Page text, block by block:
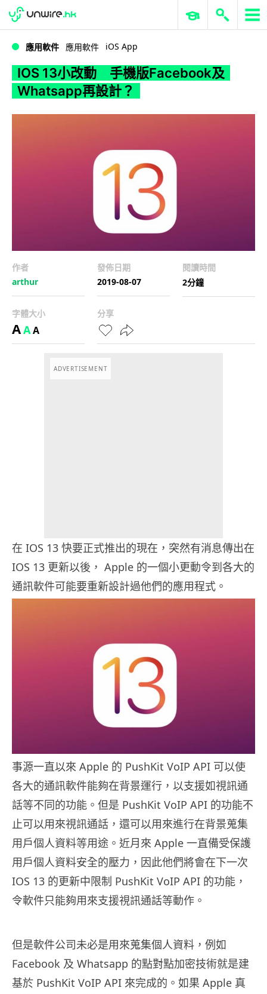
WWDC 2026 ERP 與商業 AI
應用軟件 應用軟件 iOS App
IOS 13小改動 手機版Facebook及
Whatsapp再設計？
作者
arthur
發佈日期
2019-08-07
閱讀時間
2分鐘
字體大小
AAA
分享
ADVERTISEMENT
在 IOS 13 快要正式推出的現在，突然有消息傳出在
IOS 13 更新以後， Apple 的一個小更動令到各大的
通訊軟件可能要重新設計過他們的應用程式。
事源一直以來 Apple 的 PushKit VoIP API 可以使
各大的通訊軟件能夠在背景運行，以支援如視訊通
話等不同的功能。但是 PushKit VoIP API 的功能不
止可以用來視訊通話，還可以用來進行在背景蒐集
用戶個人資料等用途。近月來 Apple 一直備受保護
用戶個人資料安全的壓力，因此他們將會在下一次
IOS 13 的更新中限制 PushKit VoIP API 的功能，
令軟件只能夠用來支援視訊通話等動作。
但是軟件公司未必是用來蒐集個人資料，例如
Facebook 及 Whatsapp 的點對點加密技術就是建
基於 PushKit VoIP API 來完成的。如果 Apple 真